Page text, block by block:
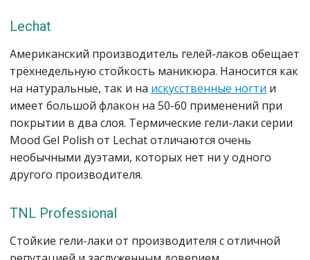
Lechat
Американский производитель гелей-лаков обещает
трёхнедельную стойкость маникюра. Наносится как
на натуральные, так и на искусственные ногти и
имеет большой флакон на 50-60 применений при
покрытии в два слоя. Термические гели-лаки серии
Mood Gel Polish от Lechat отличаются очень
необычными дуэтами, которых нет ни у одного
другого производителя.
TNL Professional
Стойкие гели-лаки от производителя с отличной